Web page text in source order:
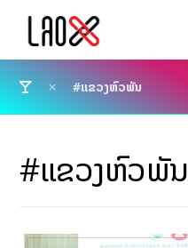
#ແຂວງຫົວພັນ
#ແຂວງຫົວພັນ